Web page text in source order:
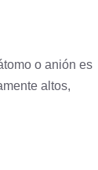
o anión es
altos,